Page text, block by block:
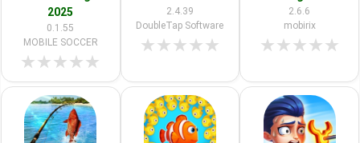
2025
0.1.55
MOBILE SOCCER
★★★★★
2.4.39
DoubleTap Software
★★★★★
2.6.6
mobirix
★★★★★